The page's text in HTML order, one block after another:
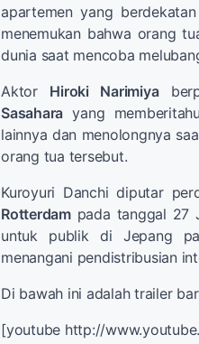
apartemen yang
menemukan bahwa orang
dunia saat mencoba
Aktor Hiroki Narimiya
Sasahara yang
lainnya dan menolongnya
orang tua tersebut.
Kuroyuri Danchi diputar
Rotterdampada tanggal 27
untuk publik di Jepang
menangani pendistribusian
Di bawah ini adalah trailer
[youtube http://